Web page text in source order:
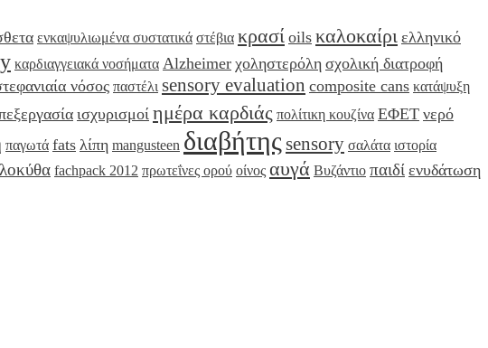
ενκαψυλιωμένα συστατικά στέβια κρασί oils καλοκαίρι ελληνικό
καρδιαγγειακά νοσήματα Alzheimer χοληστερόλη σχολική διατροφή
νόσος παστέλι sensory evaluation composite cans κατάψυξη
ισχυρισμοί ημέρα καρδιάς πολίτικη κουζίνα ΕΦΕΤ νερό
παγωτά fats λίπη mangusteen διαβήτηςsensory σαλάτα ιστορία
fachpack 2012 πρωτεΐνες ορού οίνος αυγά Βυζάντιο παιδί ενυδάτωση